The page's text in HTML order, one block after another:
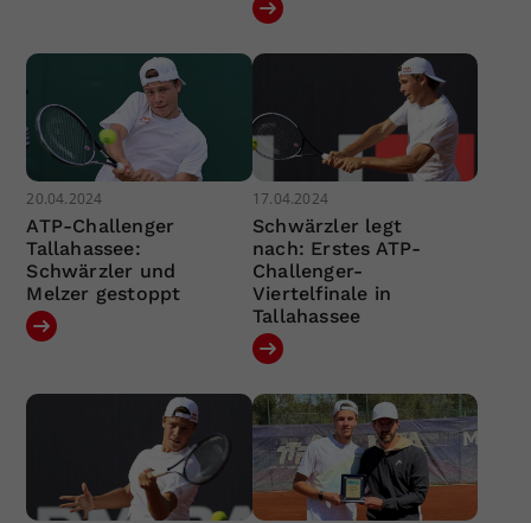
20.04.2024
ATP-Challenger
Tallahassee:
Schwärzler und
Melzer gestoppt
17.04.2024
Schwärzler legt
nach: Erstes ATP-
Challenger-
Viertelfinale in
Tallahassee